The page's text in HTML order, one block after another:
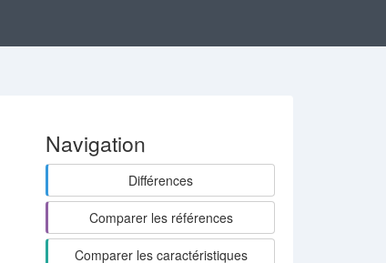
Navigation
Différences
Comparer les références
Comparer les caractéristiques